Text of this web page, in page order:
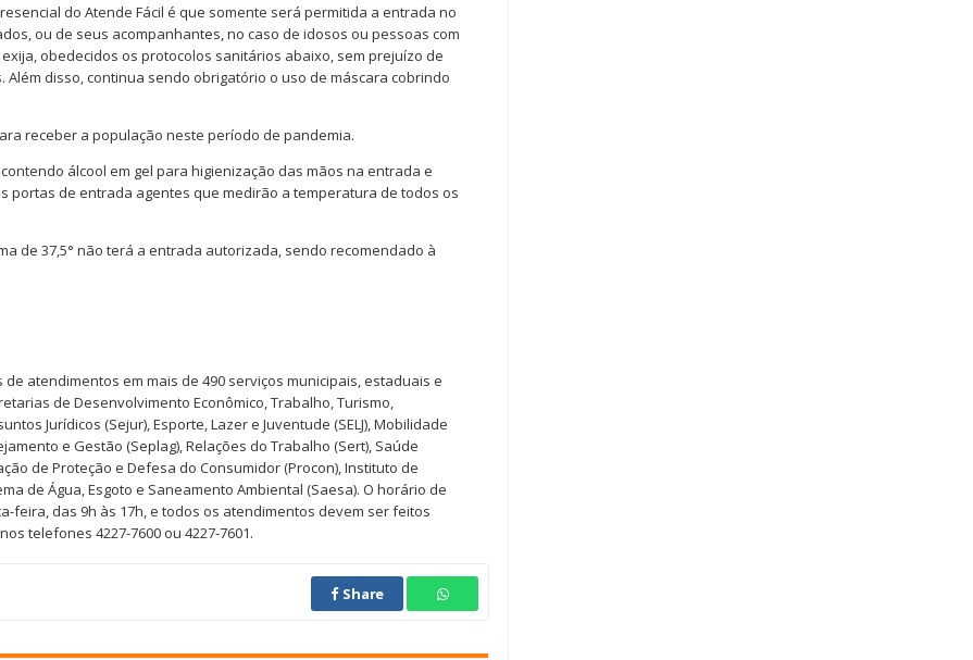
do Atende Fácil é que somente será permitida a entrada no
ou de seus acompanhantes, no caso de idosos ou pessoas com
obedecidos os protocolos sanitários abaixo, sem prejuízo de
disso, continua sendo obrigatório o uso de máscara cobrindo
receber a população neste período de pandemia.
álcool em gel para higienização das mãos na entrada e
portas de entrada agentes que medirão a temperatura de todos os
de 37,5° não terá a entrada autorizada, sendo recomendado à
de atendimentos em mais de 490 serviços municipais, estaduais e
de Desenvolvimento Econômico, Trabalho, Turismo,
Jurídicos (Sejur), Esporte, Lazer e Juventude (SELJ), Mobilidade
e Gestão (Seplag), Relações do Trabalho (Sert), Saúde
de Proteção e Defesa do Consumidor (Procon), Instituto de
de Água, Esgoto e Saneamento Ambiental (Saesa). O horário de
feira, das 9h às 17h, e todos os atendimentos devem ser feitos
telefones 4227-7600 ou 4227-7601.
Share